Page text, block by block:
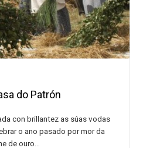
do Patrón
con brillantez as súas vodas
o ano pasado por mor da
de ouro…